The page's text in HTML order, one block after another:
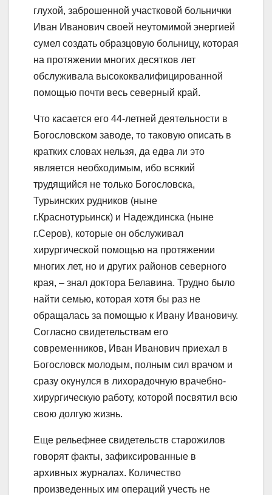
глухой, заброшенной участковой больнички
Иван Иванович своей неутомимой энергией
сумел создать образцовую больницу, которая
на протяжении многих десятков лет
обслуживала высококвалифицированной
помощью почти весь северный край.
Что касается его 44-летней деятельности в
Богословском заводе, то таковую описать в
кратких словах нельзя, да едва ли это
является необходимым, ибо всякий
трудящийся не только Богословска,
Турьинских рудников (ныне
г.Краснотурьинск) и Надеждинска (ныне
г.Серов), которые он обслуживал
хирургической помощью на протяжении
многих лет, но и других районов северного
края, – знал доктора Белавина. Трудно было
найти семью, которая хотя бы раз не
обращалась за помощью к Ивану Ивановичу.
Согласно свидетельствам его
современников, Иван Иванович приехал в
Богословск молодым, полным сил врачом и
сразу окунулся в лихорадочную врачебно-
хирургическую работу, которой посвятил всю
свою долгую жизнь.
Еще рельефнее свидетельств старожилов
говорят факты, зафиксированные в
архивных журналах. Количество
произведенных им операций учесть не